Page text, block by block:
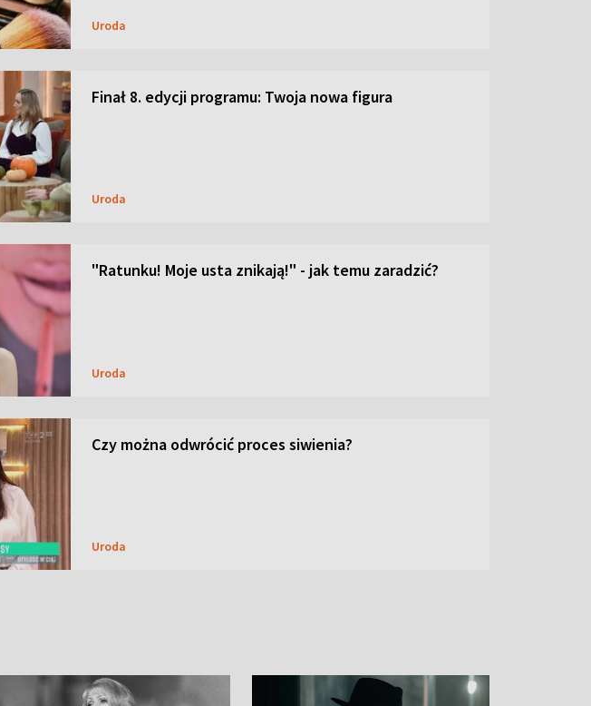
Uroda
Finał 8. edycji programu: Twoja nowa figura
Uroda
"Ratunku! Moje usta znikają!" - jak temu zaradzić?
Uroda
Czy można odwrócić proces siwienia?
Uroda